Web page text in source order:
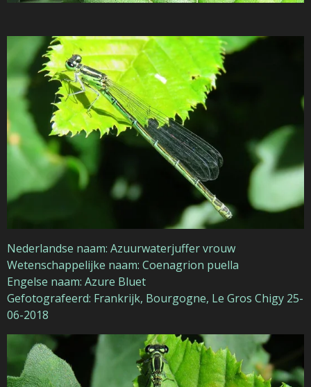
Nederlandse naam: Azuurwaterjuffer vrouw
Wetenschappelijke naam: Coenagrion puella
Engelse naam: Azure Bluet
Gefotografeerd: Frankrijk, Bourgogne, Le Gros Chigy 25-
06-2018